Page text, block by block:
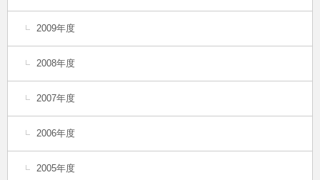
2009年度
2008年度
2007年度
2006年度
2005年度